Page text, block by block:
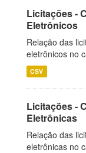
Licitações -
Eletrônicos
Relação das
eletrônicos no
CSV
Licitações -
Eletrônicas
Relação das
eletrônicas no